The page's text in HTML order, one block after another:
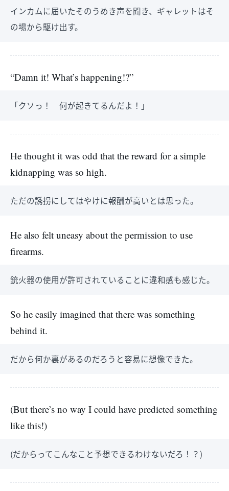
インカムに届いたそのうめき声を聞き、ギャレットはそ
の場から駆け出す。
“Damn it! What’s happening!?”
「クソっ！ 何が起きてるんだよ！」
He thought it was odd that the reward for a simple
kidnapping was so high.
ただの誘拐にしてはやけに報酬が高いとは思った。
He also felt uneasy about the permission to use
firearms.
銃火器の使用が許可されていることに違和感も感じた。
So he easily imagined that there was something
behind it.
だから何か裏があるのだろうと容易に想像できた。
(But there’s no way I could have predicted something
like this!)
(だからってこんなこと予想できるわけないだろ！？)